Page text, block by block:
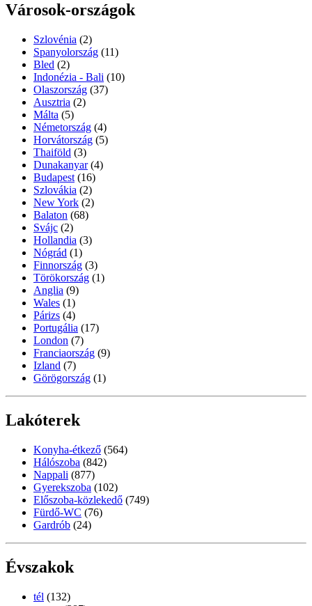
Városok-országok
Szlovénia (2)
Spanyolország (11)
Bled (2)
Indonézia - Bali (10)
Olaszország (37)
Ausztria (2)
Málta (5)
Németország (4)
Horvátország (5)
Thaiföld (3)
Dunakanyar (4)
Budapest (16)
Szlovákia (2)
New York (2)
Balaton (68)
Svájc (2)
Hollandia (3)
Nógrád (1)
Finnország (3)
Törökország (1)
Anglia (9)
Wales (1)
Párizs (4)
Portugália (17)
London (7)
Franciaország (9)
Izland (7)
Görögország (1)
Lakóterek
Konyha-étkező (564)
Hálószoba (842)
Nappali (877)
Gyerekszoba (102)
Előszoba-közlekedő (749)
Fürdő-WC (76)
Gardrób (24)
Évszakok
tél (132)